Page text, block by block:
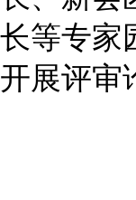
长等专家
开展评审